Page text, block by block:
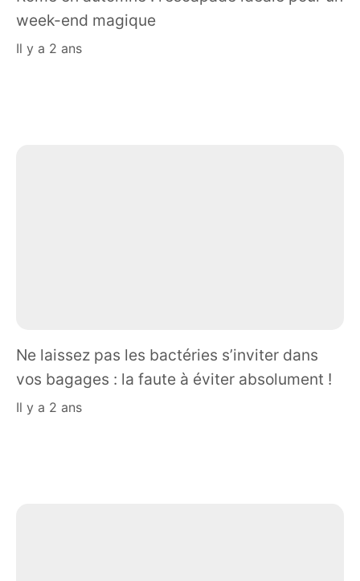
week-end magique
il y a 2 ans
Ne laissez pas les bactéries s’inviter dans
vos bagages : la faute à éviter absolument !
il y a 2 ans